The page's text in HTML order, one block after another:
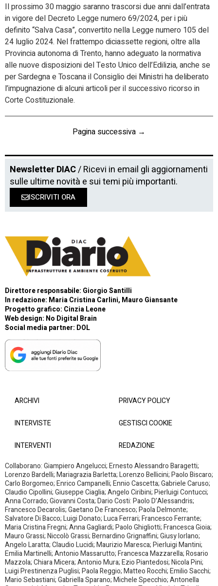
Il prossimo 30 maggio saranno trascorsi due anni dall’entrata
in vigore del Decreto Legge numero 69/2024, per i più
definito “Salva Casa”, convertito nella Legge numero 105 del
24 luglio 2024. Nel frattempo diciassette regioni, oltre alla
Provincia autonoma di Trento, hanno adeguato la normativa
alle nuove disposizioni del Testo Unico dell’Edilizia, anche se
per Sardegna e Toscana il Consiglio dei Ministri ha deliberato
l’impugnazione di alcuni articoli per il successivo ricorso in
Corte Costituzionale.
Pagina successiva →
Newsletter DIAC/ Ricevi in email gli aggiornamenti
sulle ultime novità e sui temi più importanti.
ISCRIVITI ORA
Direttore responsabile: Giorgio Santilli
In redazione: Maria Cristina Carlini, Mauro Giansante
Progetto grafico: Cinzia Leone
Web design: No Digital Brain
Social media partner: DOL
ARCHIVI
INTERVISTE
INTERVENTI
PRIVACY POLICY
GESTISCI COOKIE
REDAZIONE
Collaborano: Giampiero Angelucci; Ernesto Alessandro Baragetti;
Lorenzo Bardelli; Mariagrazia Barletta; Lorenzo Bellicini; Paolo Biscaro;
Carlo Borgomeo; Enrico Campanelli; Ennio Cascetta; Gabriele Caruso;
Claudio Cipollini; Giuseppe Ciaglia; Angelo Ciribini; Pierluigi Contucci;
Anna Corrado; Giovanni Costa; Dario Costi: Paolo D’Alessandris;
Francesco Decarolis; Gaetano De Francesco; Paola Delmonte;
Salvatore Di Bacco; Luigi Donato; Luca Ferrari; Francesco Ferrante;
Maria Cristina Fregni; Anna Gagliardi; Paolo Ghigliotti; Francesca Gioia;
Mauro Grassi; Niccolò Grassi; Bernardino Grignaffini; Giusy Iorlano;
Angelo Laratta; Claudio Lucidi; Maurizio Maresca; Pierluigi Mantini;
Emilia Martinelli; Antonio Massarutto; Francesca Mazzarella; Rosario
Mazzola; Chiara Micera; Antonio Mura; Ezio Piantedosi; Nicola Pini;
Luigi Prestinenza Puglisi; Paola Reggio; Matteo Rocchi; Emilio Sacchi;
Mario Sebastiani; Gabriella Sparano; Michele Specchio; Antonella